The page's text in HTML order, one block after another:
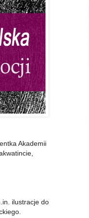
Akademii
ilustracje do